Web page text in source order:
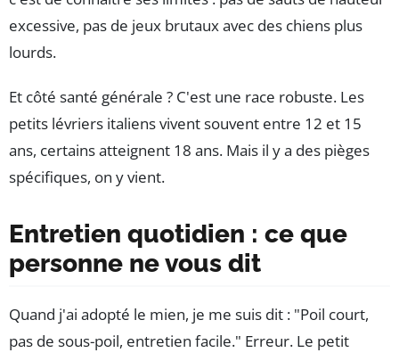
excessive, pas de jeux brutaux avec des chiens plus
lourds.
Et côté santé générale ? C'est une race robuste. Les
petits lévriers italiens vivent souvent entre 12 et 15
ans, certains atteignent 18 ans. Mais il y a des pièges
spécifiques, on y vient.
Entretien quotidien : ce que
personne ne vous dit
Quand j'ai adopté le mien, je me suis dit : "Poil court,
pas de sous-poil, entretien facile." Erreur. Le petit